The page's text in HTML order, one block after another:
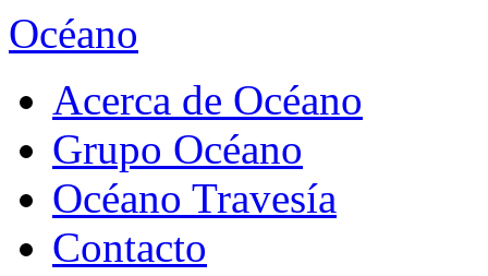
Océano
Acerca de Océano
Grupo Océano
Océano Travesía
Contacto